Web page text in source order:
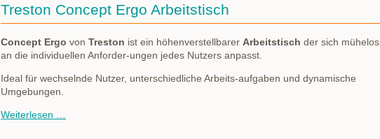
Treston Concept Ergo Arbeitstisch
Concept Ergo von Treston ist ein höhenverstellbarer Arbeitstisch der sich mühelos
an die individuellen Anforder-ungen jedes Nutzers anpasst.
Ideal für wechselnde Nutzer, unterschiedliche Arbeits-aufgaben und dynamische
Umgebungen.
Weiterlesen …